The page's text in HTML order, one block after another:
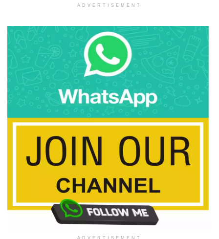
ADVERTISEMENT
ADVERTISEMENT